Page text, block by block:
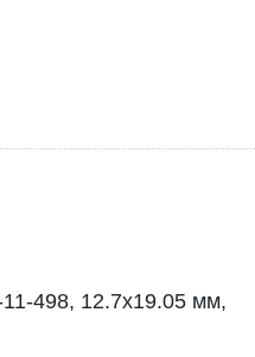
11-498, 12.7x19.05 мм,